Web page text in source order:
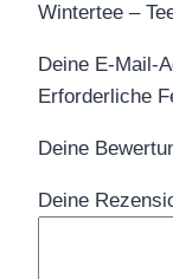
Wintertee –
Deine E-Mail-
Erforderliche
Deine
Deine